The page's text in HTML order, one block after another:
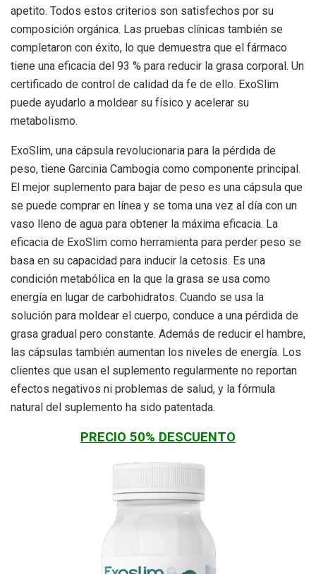
apetito. Todos estos criterios son satisfechos por su
composición orgánica. Las pruebas clínicas también se
completaron con éxito, lo que demuestra que el fármaco
tiene una eficacia del 93 % para reducir la grasa corporal. Un
certificado de control de calidad da fe de ello. ExoSlim
puede ayudarlo a moldear su físico y acelerar su
metabolismo.
ExoSlim, una cápsula revolucionaria para la pérdida de
peso, tiene Garcinia Cambogia como componente principal.
El mejor suplemento para bajar de peso es una cápsula que
se puede comprar en línea y se toma una vez al día con un
vaso lleno de agua para obtener la máxima eficacia. La
eficacia de ExoSlim como herramienta para perder peso se
basa en su capacidad para inducir la cetosis. Es una
condición metabólica en la que la grasa se usa como
energía en lugar de carbohidratos. Cuando se usa la
solución para moldear el cuerpo, conduce a una pérdida de
grasa gradual pero constante. Además de reducir el hambre,
las cápsulas también aumentan los niveles de energía. Los
clientes que usan el suplemento regularmente no reportan
efectos negativos ni problemas de salud, y la fórmula
natural del suplemento ha sido patentada.
PRECIO 50% DESCUENTO